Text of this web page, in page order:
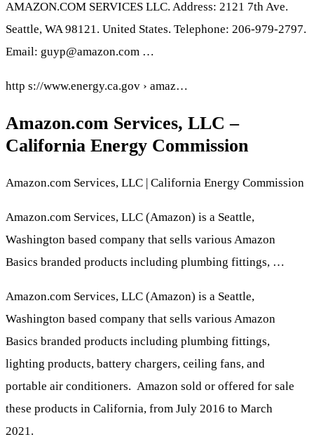
AMAZON.COM SERVICES LLC. Address: 2121 7th Ave.
Seattle, WA 98121. United States. Telephone: 206-979-2797.
Email: guyp@amazon.com …
http s://www.energy.ca.gov › amaz…
Amazon.com Services, LLC –
California Energy Commission
Amazon.com Services, LLC | California Energy Commission
Amazon.com Services, LLC (Amazon) is a Seattle,
Washington based company that sells various Amazon
Basics branded products including plumbing fittings, …
Amazon.com Services, LLC (Amazon) is a Seattle,
Washington based company that sells various Amazon
Basics branded products including plumbing fittings,
lighting products, battery chargers, ceiling fans, and
portable air conditioners. Amazon sold or offered for sale
these products in California, from July 2016 to March
2021.